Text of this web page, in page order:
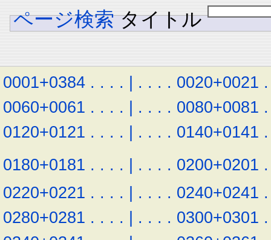
ページ検索 タイトル
0001+0384 . . . . | . . . . 0020+0021 .
0060+0061 . . . . | . . . . 0080+0081 .
0120+0121 . . . . | . . . . 0140+0141 .
0180+0181 . . . . | . . . . 0200+0201 .
0220+0221 . . . . | . . . . 0240+0241 .
0280+0281 . . . . | . . . . 0300+0301 .